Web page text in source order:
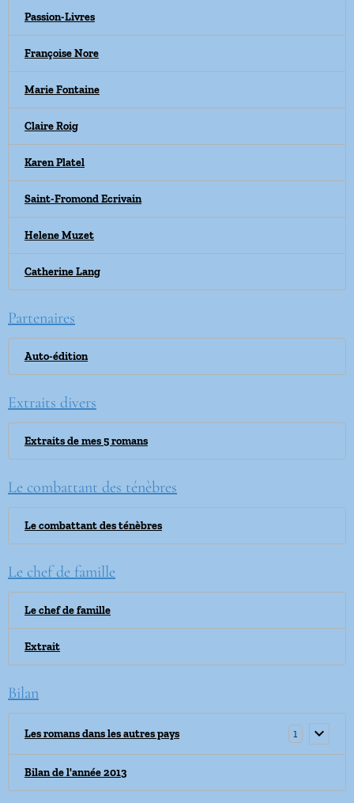
Passion-Livres
Françoise Nore
Marie Fontaine
Claire Roig
Karen Platel
Saint-Fromond Ecrivain
Helene Muzet
Catherine Lang
Partenaires
Auto-édition
Extraits divers
Extraits de mes 5 romans
Le combattant des ténèbres
Le combattant des ténèbres
Le chef de famille
Le chef de famille
Extrait
Bilan
Les romans dans les autres pays 1
Bilan de l'année 2013